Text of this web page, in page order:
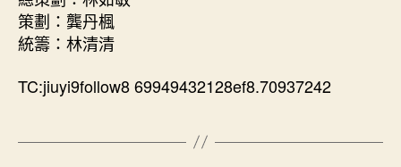
策劃：龔丹楓
統籌：林清清
TC:jiuyi9follow8 69949432128ef8.70937242